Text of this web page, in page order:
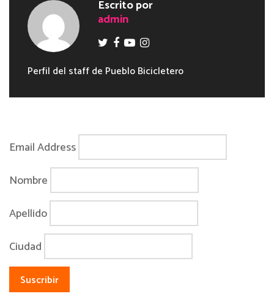
Escrito por
admin
Perfil del staff de Pueblo Bicicletero
Email Address
Nombre
Apellido
Ciudad